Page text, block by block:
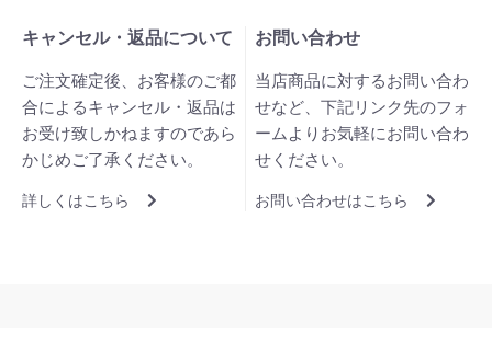
キャンセル・返品について
ご注文確定後、お客様のご都
合によるキャンセル・返品は
お受け致しかねますのであら
かじめご了承ください。
詳しくはこちら
お問い合わせ
当店商品に対するお問い合わ
せなど、下記リンク先のフォ
ームよりお気軽にお問い合わ
せください。
お問い合わせはこちら